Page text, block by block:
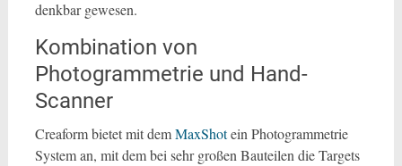
denkbar gewesen.
Kombination von
Photogrammetrie und Hand-
Scanner
Creaform bietet mit demMaxShotein Photogrammetrie
System an, mit dem bei sehr großen Bauteilen die Targets